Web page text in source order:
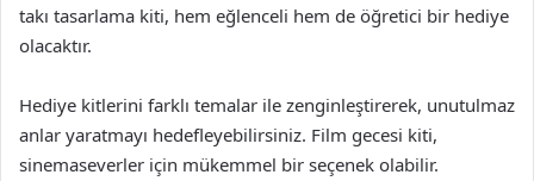
takı tasarlama kiti, hem eğlenceli hem de öğretici bir hediye
olacaktır.
Hediye kitlerini farklı temalar ile zenginleştirerek, unutulmaz
anlar yaratmayı hedefleyebilirsiniz. Film gecesi kiti,
sinemaseverler için mükemmel bir seçenek olabilir.